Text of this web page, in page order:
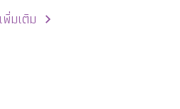
พิ่มเติม